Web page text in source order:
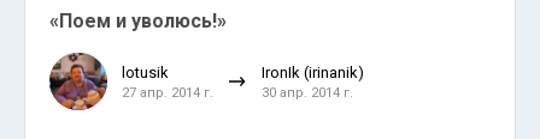
«Поем и уволюсь!»
lotusik
27 апр. 2014 г.
IronIk (irinanik)
30 апр. 2014 г.